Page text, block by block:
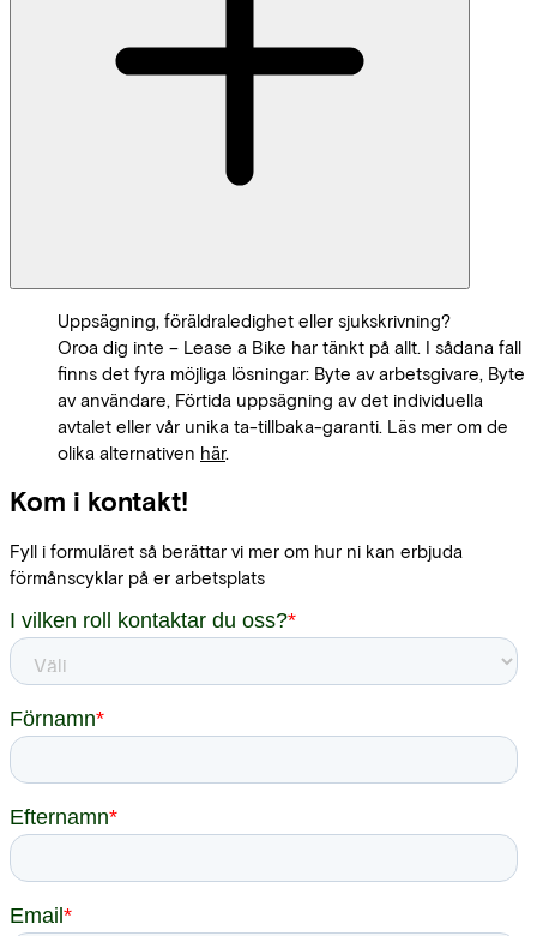
Uppsägning, föräldraledighet eller sjukskrivning?
Oroa dig inte – Lease a Bike har tänkt på allt. I sådana fall
finns det fyra möjliga lösningar: Byte av arbetsgivare, Byte
av användare, Förtida uppsägning av det individuella
avtalet eller vår unika ta-tillbaka-garanti. Läs mer om de
olika alternativen här.
Kom i kontakt!
Fyll i formuläret så berättar vi mer om hur ni kan erbjuda
förmånscyklar på er arbetsplats